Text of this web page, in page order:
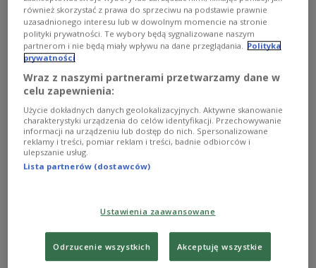
2009/04/29 honey
Zobacz więcej na temat:MUZYKA honey
również skorzystać z prawa do sprzeciwu na podstawie prawnie
uzasadnionego interesu lub w dowolnym momencie na stronie
polityki prywatności. Te wybory będą sygnalizowane naszym
partnerom i nie będą miały wpływu na dane przeglądania. Polityka
prywatności
Wraz z naszymi partnerami przetwarzamy dane w
celu zapewnienia:
Użycie dokładnych danych geolokalizacyjnych. Aktywne skanowanie
charakterystyki urządzenia do celów identyfikacji. Przechowywanie
informacji na urządzeniu lub dostęp do nich. Spersonalizowane
reklamy i treści, pomiar reklam i treści, badnie odbiorców i
ulepszanie usług.
Lista partnerów (dostawców)
Ustawienia zaawansowane
Odrzucenie wszystkich Akceptuję wszystkie